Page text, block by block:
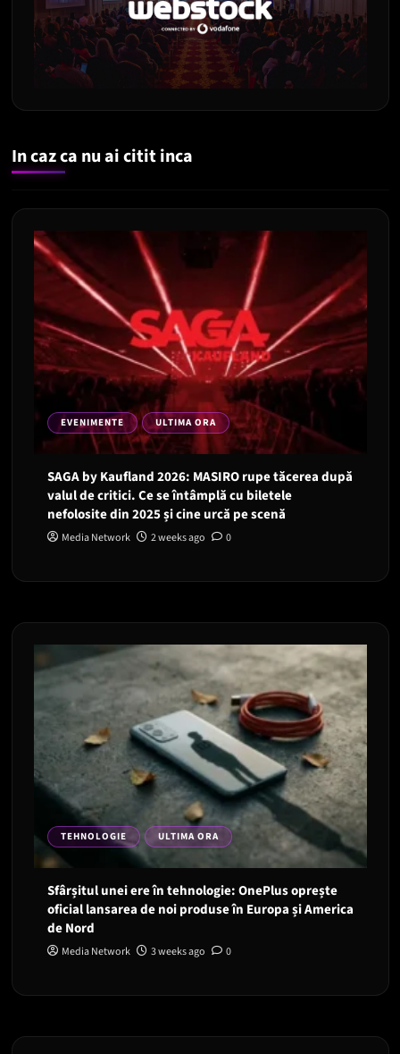
In caz ca nu ai citit inca
EVENIMENTE ULTIMA ORA
SAGA by Kaufland 2026: MASIRO rupe tăcerea după
valul de critici. Ce se întâmplă cu biletele
nefolosite din 2025 și cine urcă pe scenă
Media Network 2 weeks ago 0
TEHNOLOGIE ULTIMA ORA
Sfârșitul unei ere în tehnologie: OnePlus oprește
oficial lansarea de noi produse în Europa și America
de Nord
Media Network 3 weeks ago 0